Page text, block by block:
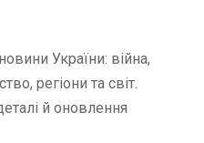
України: війна,
регіони та світ.
й оновлення